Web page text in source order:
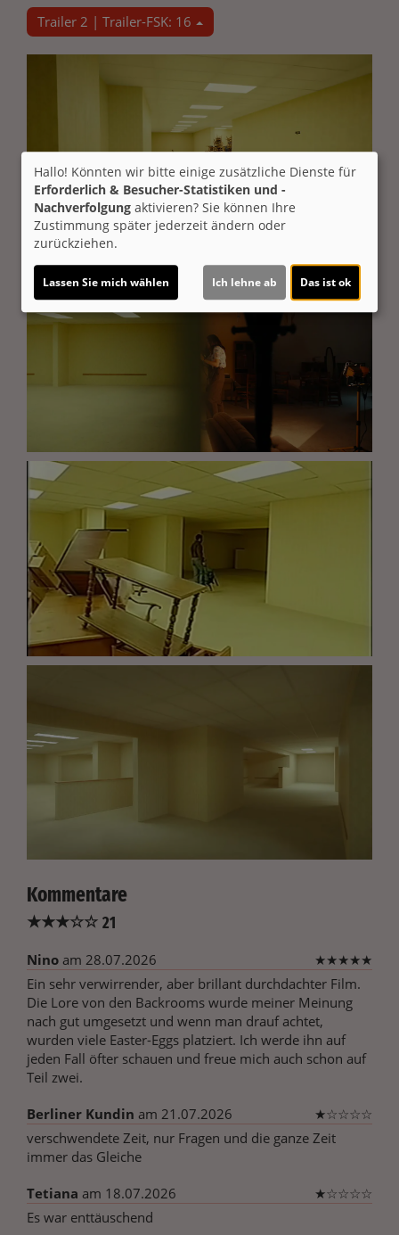
Trailer 2 | Trailer-FSK: 16
Kommentare
★★★☆☆ 21
Nino am 28.07.2026 ★★★★★
Ein sehr verwirrender, aber brillant durchdachter Film.
Die Lore von den Backrooms wurde meiner Meinung
nach gut umgesetzt und wenn man drauf achtet,
wurden viele Easter-Eggs platziert. Ich werde ihn auf
jeden Fall öfter schauen und freue mich auch schon auf
Teil zwei.
Berliner Kundin am 21.07.2026 ★☆☆☆☆
verschwendete Zeit, nur Fragen und die ganze Zeit
immer das Gleiche
Tetiana am 18.07.2026 ★☆☆☆☆
Es war enttäuschend
Hallo! Könnten wir bitte einige zusätzliche Dienste für
Erforderlich & Besucher-Statistiken und -
Nachverfolgung aktivieren? Sie können Ihre
Zustimmung später jederzeit ändern oder
zurückziehen.
Lassen Sie mich wählen Ich lehne ab Das ist ok